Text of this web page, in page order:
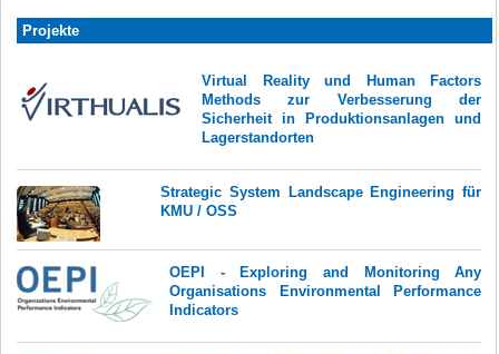
Projekte
Virtual Reality und Human Factors
Methods zur Verbesserung der
Sicherheit in Produktionsanlagen und
Lagerstandorten
Strategic System Landscape Engineering für
KMU / OSS
OEPI - Exploring and Monitoring Any
Organisations Environmental Performance
Indicators